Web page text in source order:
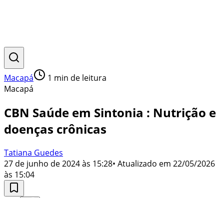
Macapá 1 min de leitura
Macapá
CBN Saúde em Sintonia : Nutrição e
doenças crônicas
Tatiana Guedes
27 de junho de 2024 às 15:28• Atualizado em 22/05/2026
às 15:04